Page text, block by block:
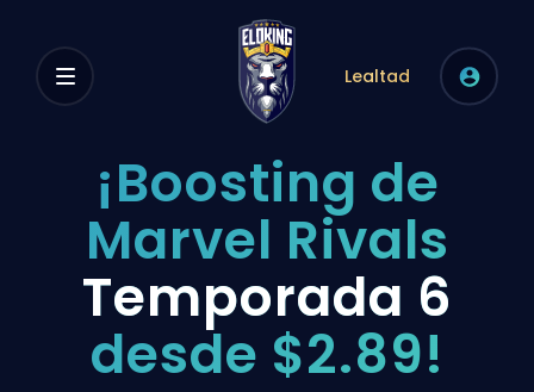
Lealtad
¡Boosting de
Marvel Rivals
Temporada 6
desde $2.89!